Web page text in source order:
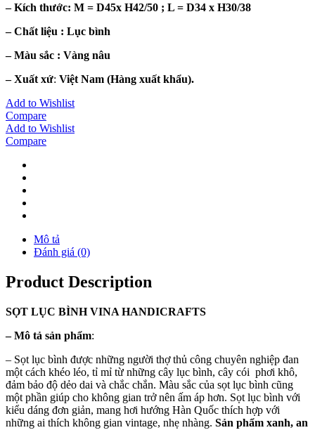
– Kích thước: M = D45x H42/50 ; L = D34 x H30/38
– Chất liệu : Lục bình
– Màu sắc : Vàng nâu
– Xuất xứ: Việt Nam (Hàng xuất khẩu).
Add to Wishlist
Compare
Add to Wishlist
Compare
Mô tả
Đánh giá (0)
Product Description
SỌT LỤC BÌNHVINA HANDICRAFTS
–Mô tả sản phẩm:
– Sọt lục bình được những người thợ thủ công chuyên nghiệp đan
một cách khéo léo, tỉ mỉ từ những cây lục bình, cây cói phơi khô,
đảm bảo độ dẻo dai và chắc chắn. Màu sắc của sọt lục bình cũng
một phần giúp cho không gian trở nên ấm áp hơn. Sọt lục bình với
kiểu dáng đơn giản, mang hơi hướng Hàn Quốc thích hợp với
những ai thích không gian vintage, nhẹ nhàng. Sản phẩm xanh, an